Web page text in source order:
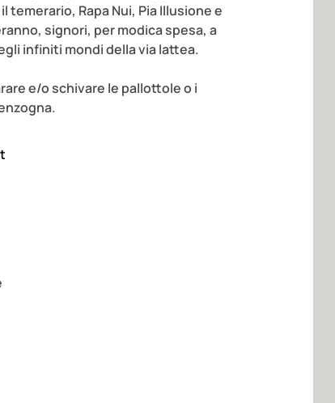
temerario, Rapa Nui, Pia Illusione e
signori, per modica spesa, a
infiniti mondi della via lattea.
e/o schivare le pallottole o i